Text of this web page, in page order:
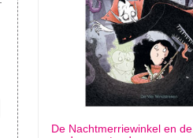
De Nachtmerriewinkel en de